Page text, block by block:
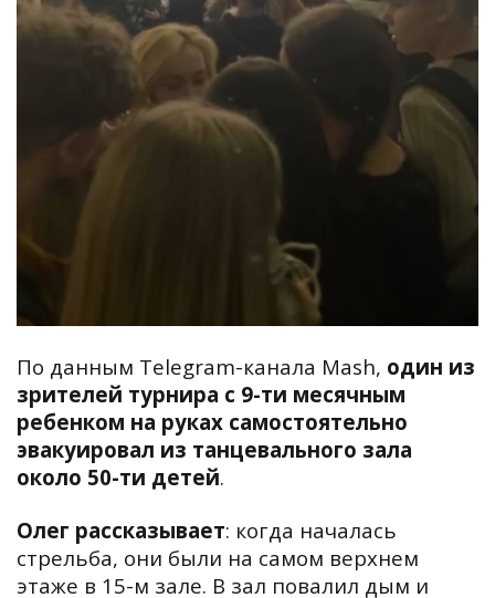
По данным Telegram-канала Mash, один из
зрителей турнира с 9-ти месячным
ребенком на руках самостоятельно
эвакуировал из танцевального зала
около 50-ти детей.
Олег рассказывает: когда началась
стрельба, они были на самом верхнем
этаже в 15-м зале. В зал повалил дым и